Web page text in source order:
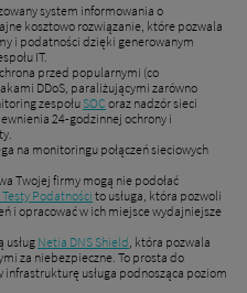
system informowania o
kosztowo rozwiązanie, które pozwala
i podatności dzięki generowanym
IT.
przed popularnymi (co
DDoS, paraliżującymi zarówno
zespołuSOC oraz nadzór sieci
24-godzinnej ochrony i
na monitoringu połączeń sieciowych
Twojej firmy mogą nie podołać
Podatnościto usługa, która pozwoli
i opracować w ich miejsce wydajniejsze
usług Netia DNS Shield , która pozwala
za niebezpieczne. To prosta do
usługa podnosząca poziom